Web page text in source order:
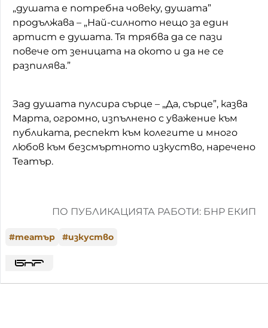
„душата е потребна човеку, душата”
продължава – „Най-силното нещо за един
артист е душата. Тя трябва да се пази
повече от зеницата на окото и да не се
разпилява.”
Зад душата пулсира сърце – „Да, сърце”, казва
Марта, огромно, изпълнено с уважение към
публиката, респект към колегите и много
любов към безсмъртното изкуство, наречено
Театър.
ПО ПУБЛИКАЦИЯТА РАБОТИ: БНР ЕКИП
#театър #изкуство